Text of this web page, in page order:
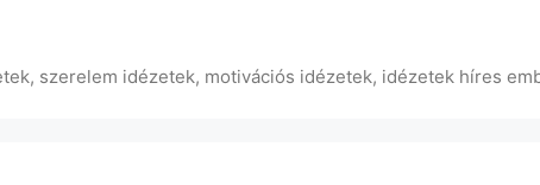
szerelem idézetek, motivációs idézetek, idézetek híres